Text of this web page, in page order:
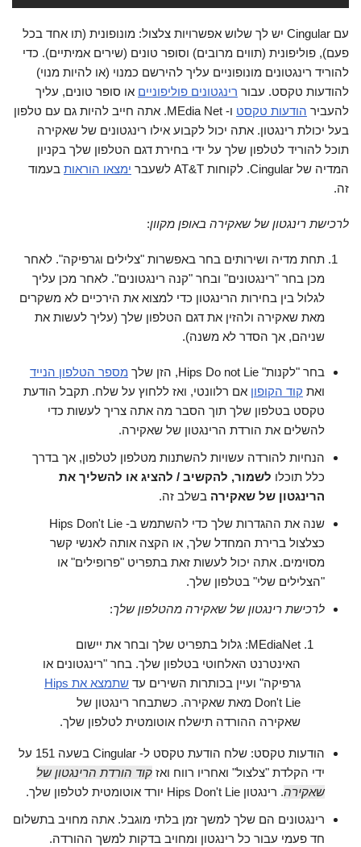
עם Cingular יש לך שלוש אפשרויות צלצול: מונופונית (תו אחד בכל
פעם), פוליפונית (תווים מרובים) וסופר טונים (שירים אמיתיים). כדי
להוריד רינגטונים מונופוניים עליך להירשם כמנוי (או להיות מנוי)
להודעות טקסט. עבור רינגטונים פוליפוניים או סופר טונים, עליך
להעביר הודעות טקסט
ו- MEdia Net. אתה חייב להיות גם עם טלפון
בעל יכולת רינגטון. אתה יכול לקבוע אילו רינגטונים של שאקירה
תוכל להוריד לטלפון שלך על ידי בחירת דגם הטלפון שלך בקניון
המדיה של Cingular. לקוחות AT&T לשעבר ימצאו הוראות בעמוד
זה.
לרכישת רינגטון של שאקירה באופן מקוון:
תחת מדיה ושירותים בחר באפשרות "צלילים וגרפיקה". לאחר
מכן בחר "רינגטונים" ובחר "קנה רינגטונים". לאחר מכן עליך
לגלול בין בחירות הרינגטון כדי למצוא את הירכיים לא משקרים
מאת שאקירה ולהזין את דגם הטלפון שלך (עליך לעשות את
שניהם, אך הסדר לא משנה).
בחר "לקנות" Hips Do not Lie, הזן שלך
מספר הטלפון הנייד
ואת קוד הקופון אם רלוונטי, ואז ללחוץ על שלח. תקבל הודעת
טקסט בטלפון שלך תוך הסבר מה אתה צריך לעשות כדי
להשלים את הורדת הרינגטון של שאקירה.
הנחיות להורדה עשויות להשתנות מטלפון לטלפון, אך בדרך
כלל תוכלו לשמור, להקשיב / להציג או להשליך את
הרינגטון של שאקירה בשלב זה.
שנה את ההגדרות שלך כדי להשתמש ב- Hips Don't Lie
כצלצול ברירת המחדל שלך, או הקצה אותה לאנשי קשר
מסוימים. אתה יכול לעשות זאת בתפריט "פרופילים" או
"הצלילים שלי" בטלפון שלך.
לרכישת רינגטון של שאקירה מהטלפון שלך:
MEdiaNet: גלול בתפריט שלך ובחר את יישום
האינטרנט האלחוטי בטלפון שלך. בחר "רינגטונים או
גרפיקה" ועיין בכותרות השירים עד שתמצא את Hips
Don't Lie מאת שאקירה. כשתבחר רינגטון של
שאקירה ההורדה תישלח אוטומטית לטלפון שלך.
הודעות טקסט: שלח הודעת טקסט ל- Cingular בשעה 151 על
ידי הקלדת "צלצול" ואחריו רווח ואז קוד הורדת הרינגטון של
שאקירה. רינגטון Hips Don't Lie יורד אוטומטית לטלפון שלך.
רינגטונים הם שלך למשך זמן בלתי מוגבל. אתה מחויב בתשלום
חד פעמי עבור כל רינגטון ומחויב בדקות למשך ההורדה.